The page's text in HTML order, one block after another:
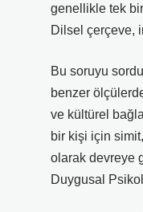
genellikle tek
Dilsel çerçeve,
Bu soruyu
benzer
ve kültürel
bir kişi için
olarak devreye
Duygusal